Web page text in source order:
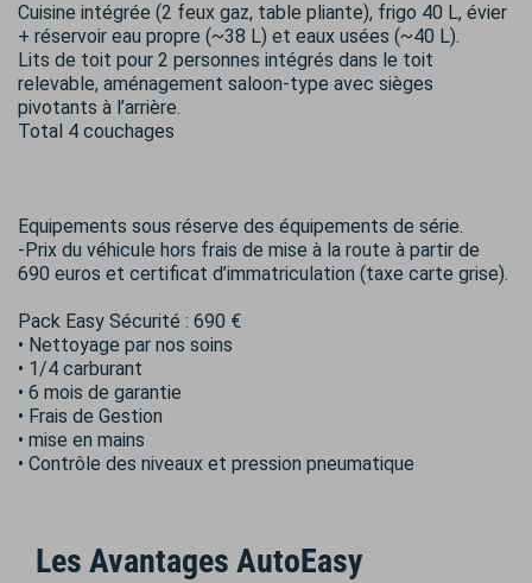
Cuisine intégrée (2 feux gaz, table pliante), frigo 40 L, évier
+ réservoir eau propre (~38 L) et eaux usées (~40 L).
Lits de toit pour 2 personnes intégrés dans le toit
relevable, aménagement saloon‑type avec sièges
pivotants à l’arrière.
Total 4 couchages
Equipements sous réserve des équipements de série.
-Prix du véhicule hors frais de mise à la route à partir de
690 euros et certificat d’immatriculation (taxe carte grise).
Pack Easy Sécurité : 690 €
• Nettoyage par nos soins
• 1/4 carburant
• 6 mois de garantie
• Frais de Gestion
• mise en mains
• Contrôle des niveaux et pression pneumatique
Les Avantages AutoEasy